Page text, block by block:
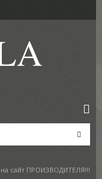
на сайт ПРОИЗВОДИТЕЛЯ!!!